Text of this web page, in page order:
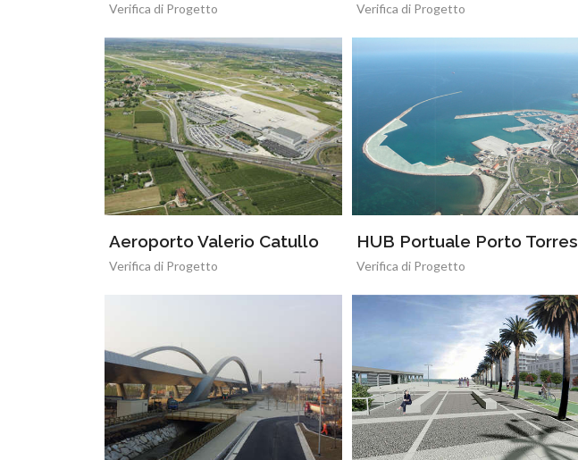
Verifica di Progetto Verifica di Progetto
Aeroporto Valerio Catullo
Verifica di Progetto
HUB Portuale Porto Torres
Verifica di Progetto